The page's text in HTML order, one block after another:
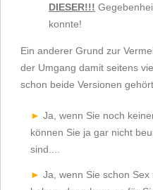
DIESER!!!
konnte!
Ein anderer Grund zur
der Umgang damit seitens
schon beide Versionen
Ja, wenn Sie noch
können Sie ja gar nicht
sind....
Ja, wenn Sie schon